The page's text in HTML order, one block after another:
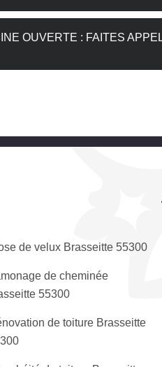
OUVERTE : FAITES
de velux Brasseitte 55300
de cheminée
55300
de toiture Brasseitte